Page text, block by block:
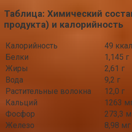
Таблица: Химический
продукта) и калорийность
Калорийность
49 ккал
Белки
1,145 г
Жиры
2,61 г
Вода
9,2 г
Растительные волокна
12,0 г
Кальций
1263
Фосфор
273,3
Железо
8,98 мг